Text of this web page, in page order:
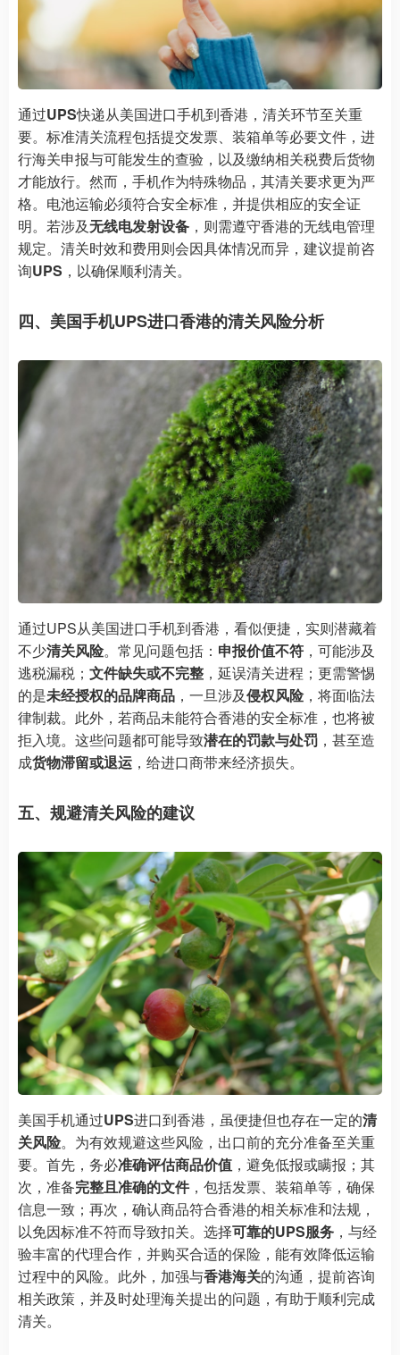
通过UPS快递从美国进口手机到香港，清关环节至关重
要。标准清关流程包括提交发票、装箱单等必要文件，进
行海关申报与可能发生的查验，以及缴纳相关税费后货物
才能放行。然而，手机作为特殊物品，其清关要求更为严
格。电池运输必须符合安全标准，并提供相应的安全证
明。若涉及无线电发射设备 ，则需遵守香港的无线电管理
规定。清关时效和费用则会因具体情况而异，建议提前咨
询UPS ，以确保顺利清关。
四、美国手机UPS进口香港的清关风险分析
通过UPS从美国进口手机到香港，看似便捷，实则潜藏着
不少清关风险。常见问题包括： 申报价值不符 ，可能涉及
逃税漏税； 文件缺失或不完整 ，延误清关进程；更需警惕
的是未经授权的品牌商品 ，一旦涉及侵权风险，将面临法
律制裁。此外，若商品未能符合香港的安全标准，也将被
拒入境。这些问题都可能导致潜在的罚款与处罚 ，甚至造
成货物滞留或退运 ，给进口商带来经济损失。
五、规避清关风险的建议
美国手机通过UPS进口到香港，虽便捷但也存在一定的清
关风险。为有效规避这些风险，出口前的充分准备至关重
要。首先，务必准确评估商品价值 ，避免低报或瞒报；其
次，准备完整且准确的文件，包括发票、装箱单等，确保
信息一致；再次，确认商品符合香港的相关标准和法规，
以免因标准不符而导致扣关。选择可靠的UPS服务 ，与经
验丰富的代理合作，并购买合适的保险，能有效降低运输
过程中的风险。此外，加强与香港海关的沟通，提前咨询
相关政策，并及时处理海关提出的问题，有助于顺利完成
清关。